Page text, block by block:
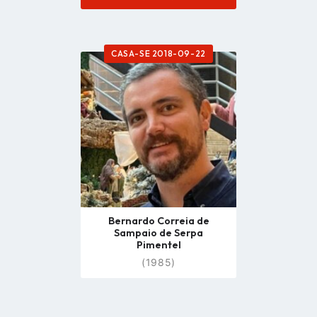
CASA-SE 2018-09-22
Go
to
profile
page
Bernardo Correia de
Sampaio de Serpa
Pimentel
(1985)